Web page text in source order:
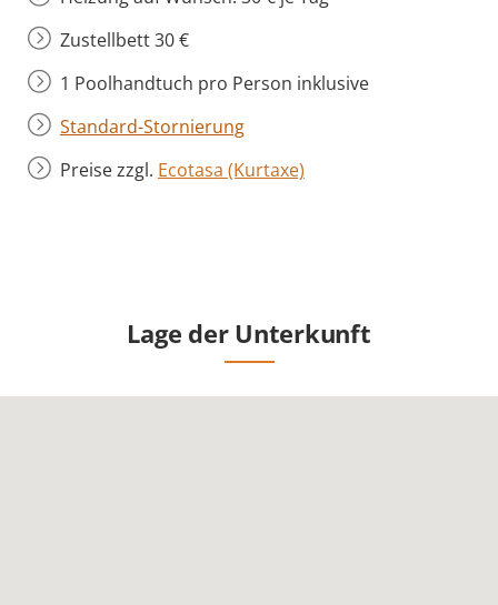
Zustellbett 30 €
1 Poolhandtuch pro Person inklusive
Standard-Stornierung
Preise zzgl. Ecotasa (Kurtaxe)
Lage der Unterkunft